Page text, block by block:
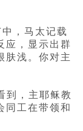
，马太记载
应，显示出群
肤浅。你对主
，主耶稣教
同工在带领和